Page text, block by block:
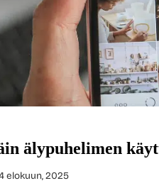
älypuhelimen
elokuun, 2025